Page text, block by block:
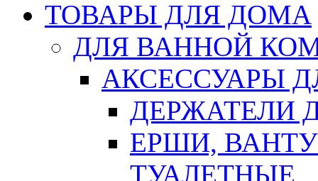
ТОВАРЫ ДЛЯ ДОМА
ДЛЯ ВАННОЙ
АКСЕССУАРЫ
ДЕРЖАТЕЛИ
ЕРШИ,
ТУАЛЕТНЫЕ